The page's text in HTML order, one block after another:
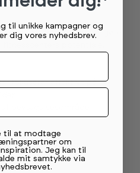
design, som vil gøre
potentiale.
fokuserer effektivt på
bevægelsesområde
opbevaring
til unikke kampagner og
dig vores nyhedsbrev.
til at modtage
om
Jeg kan til
mit samtykke via